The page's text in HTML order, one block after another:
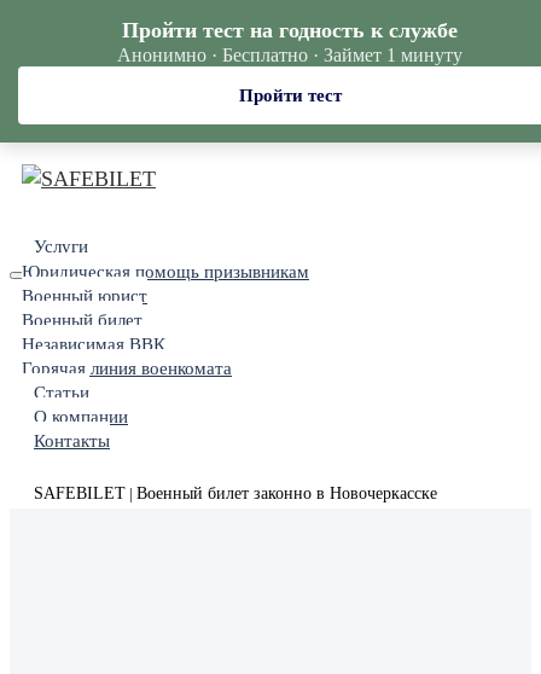
Услуги
Юридическая помощь призывникам
Военный юрист
Военный билет
Независимая ВВК
Горячая линия военкомата
Статьи
О компании
Контакты
SAFEBILET Военный билет законно в Новочеркасске
Пройти тест на годность к службе
Анонимно · Бесплатно · Займет 1 минуту
Пройти тест